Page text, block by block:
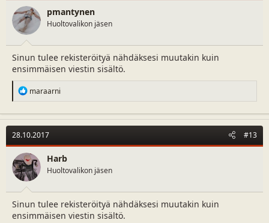
pmantynen
Huoltovalikon jäsen
Sinun tulee rekisteröityä nähdäksesi muutakin kuin
ensimmäisen viestin sisältö.
R
e
c
t
i
o
n
s
:
maraarni
28.10.2017 #13
Harb
Huoltovalikon jäsen
Sinun tulee rekisteröityä nähdäksesi muutakin kuin
ensimmäisen viestin sisältö.